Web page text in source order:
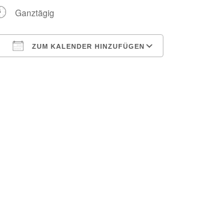
Ganztägig
ZUM KALENDER HINZUFÜGEN